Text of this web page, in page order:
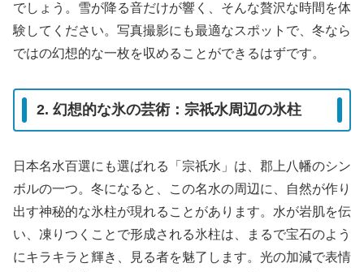
でしょう。雪が降る音だけが響く、そんな贅沢な時間を体
験してください。写真撮影にも最適なスポットで、冬なら
ではの幻想的な一枚を収めることができるはずです。
2. 幻想的な氷の芸術：宗祇水周辺の氷柱
日本名水百選にも選ばれる「宗祇水」は、郡上八幡のシン
ボルの一つ。冬になると、この名水の周辺に、自然が作り
出す神秘的な氷柱が現れることがあります。水が岩肌を伝
い、凍りつくことで形成される氷柱は、まるで宝石のよう
にキラキラと輝き、見る者を魅了します。光の加減で表情